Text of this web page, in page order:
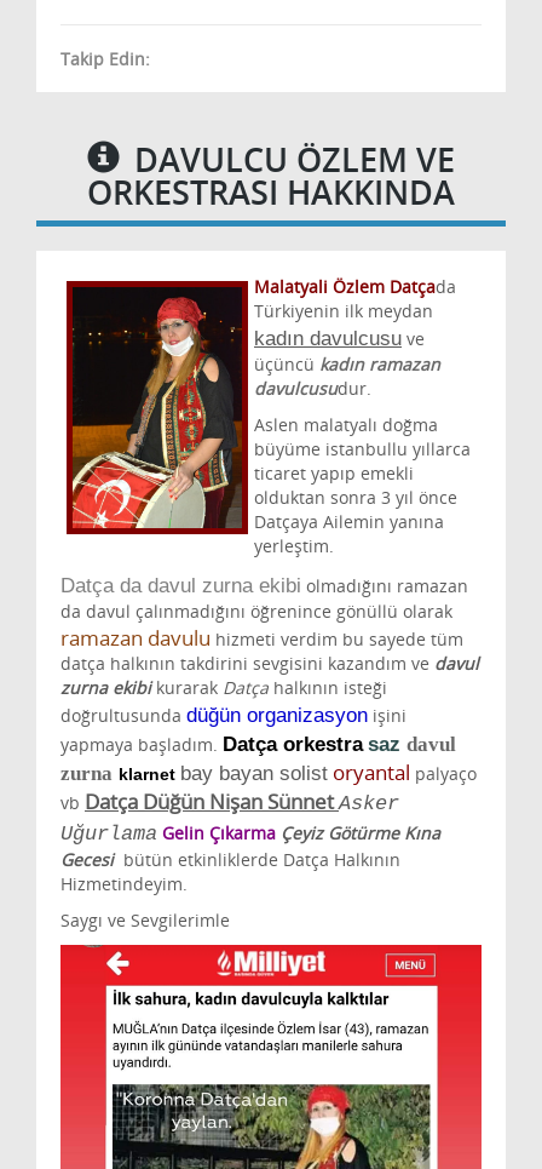
Takip Edin:
DAVULCU ÖZLEM VE
ORKESTRASI HAKKINDA
Malatyali Özlem Datçada
Türkiyenin ilk meydan
kadın davulcusu ve
üçüncü kadın ramazan
davulcusudur.
Aslen malatyalı doğma
büyüme istanbullu yıllarca
ticaret yapıp emekli
olduktan sonra 3 yıl önce
Datçaya Ailemin yanına
yerleştim.
Datça da davul zurna ekibi olmadığını ramazan
da davul çalınmadığını öğrenince gönüllü olarak
ramazan davulu hizmeti verdim bu sayede tüm
datça halkının takdirini sevgisini kazandım ve davul
zurna ekibikurarak Datça halkının isteği
doğrultusunda düğün organizasyon işini
yapmaya başladım. Datça orkestra saz davul
zurna klarnet bay bayan solist oryantal palyaço
vb Datça Düğün Nişan SünnetAsker
Uğurlama Gelin Çıkarma Çeyiz Götürme Kına
Gecesi bütün etkinliklerde Datça Halkının
Hizmetindeyim.
Saygı ve Sevgilerimle